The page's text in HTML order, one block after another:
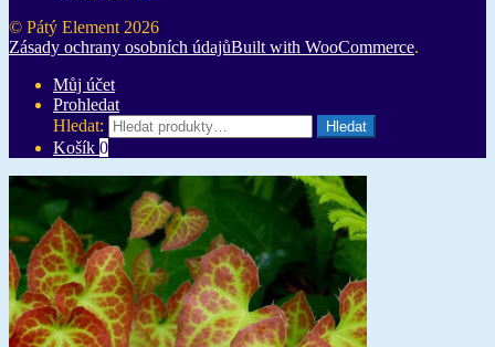
© Pátý Element 2026
Zásady ochrany osobních údajůBuilt with WooCommerce.
Můj účet
Prohledat
Hledat:
Hledat
Košík 0